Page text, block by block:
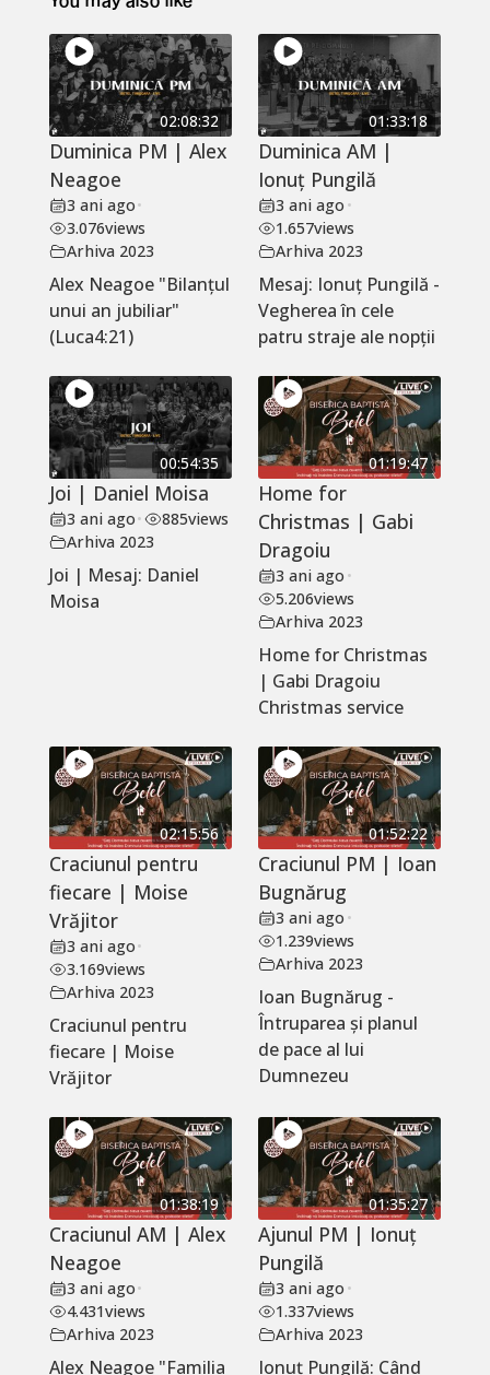
02:08:32
Duminica PM | Alex
Neagoe
3 ani ago•
3.076views
Arhiva 2023
Alex Neagoe "Bilanțul
unui an jubiliar"
(Luca4:21)
01:33:18
Duminica AM |
Ionuț Pungilă
3 ani ago •
1.657views
Arhiva 2023
Mesaj: Ionuț Pungilă -
Vegherea în cele
patru straje ale nopții
00:54:35
Joi | Daniel Moisa
3 ani ago• 885views
Arhiva 2023
Joi | Mesaj: Daniel
Moisa
01:19:47
Home for
Christmas | Gabi
Dragoiu
3 ani ago •
5.206views
Arhiva 2023
Home for Christmas
| Gabi Dragoiu
Christmas service
02:15:56
Craciunul pentru
fiecare | Moise
Vrăjitor
3 ani ago•
3.169views
Arhiva 2023
Craciunul pentru
fiecare | Moise
Vrăjitor
01:52:22
Craciunul PM | Ioan
Bugnărug
3 ani ago •
1.239views
Arhiva 2023
Ioan Bugnărug -
Întruparea și planul
de pace al lui
Dumnezeu
01:38:19
Craciunul AM | Alex
Neagoe
3 ani ago•
4.431views
Arhiva 2023
Alex Neagoe "Familia
01:35:27
Ajunul PM | Ionuț
Pungilă
3 ani ago •
1.337views
Arhiva 2023
Ionuț Pungilă: Când